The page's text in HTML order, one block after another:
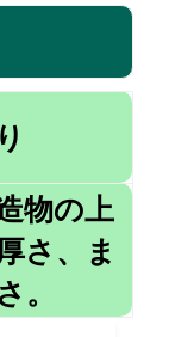
物の上
さ、ま
。